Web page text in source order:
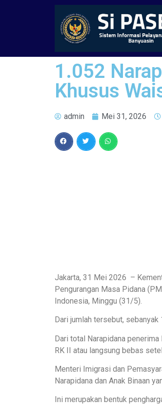
1.052
Khusus
admin Mei 31, 2026
Jakarta, 31 Mei 2026 –
Pengurangan Masa Pidana
Indonesia, Minggu (31/5).
Dari jumlah tersebut, sebanyak
Dari total Narapidana
RK II atau langsung bebas
Menteri Imigrasi dan
Narapidana dan Anak Binaan
Ini merupakan bentuk